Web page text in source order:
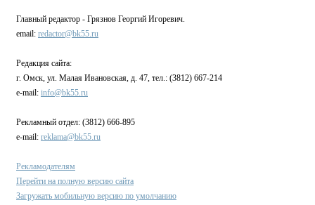
Главный редактор - Грязнов Георгий Игоревич.
email: redactor@bk55.ru
Редакция сайта:
г. Омск, ул. Малая Ивановская, д. 47, тел.: (3812) 667-214
e-mail: info@bk55.ru
Рекламный отдел: (3812) 666-895
e-mail: reklama@bk55.ru
Рекламодателям
Перейти на полную версию сайта
Загружать мобильную версию по умолчанию